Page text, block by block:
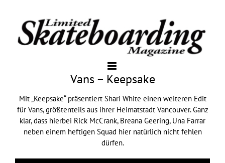
Vans – Keepsake
Mit „Keepsake“ präsentiert Shari White einen weiteren Edit
für Vans, größtenteils aus ihrer Heimatstadt Vancouver. Ganz
klar, dass hierbei Rick McCrank, Breana Geering, Una Farrar
neben einem heftigen Squad hier natürlich nicht fehlen
dürfen.